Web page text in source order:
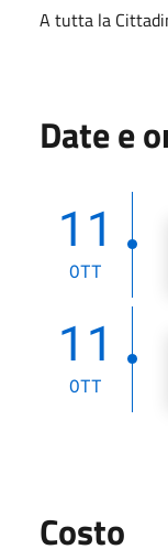
A tutta la
Date e
11
OTT
11
OTT
Costo